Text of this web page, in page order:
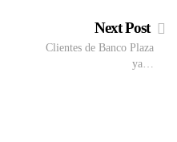
Next Post
Clientes de Banco Plaza
ya…